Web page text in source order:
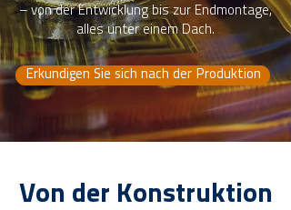
– von der Entwicklung bis zur Endmontage,
alles unter einem Dach.
Erkundigen Sie sich nach der Produktion
Von der Konstruktion